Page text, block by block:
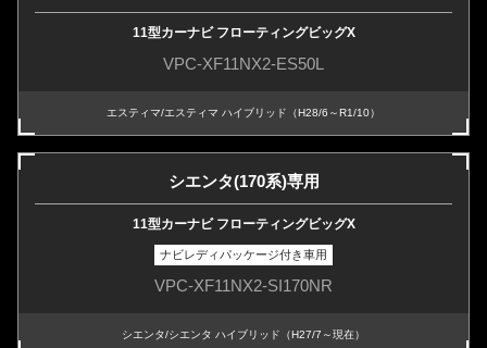
11型カーナビ フローティングビッグX
VPC-XF11NX2-ES50L
エスティマ/エスティマ ハイブリッド（H28/6～R1/10）
シエンタ(170系)専用
11型カーナビ フローティングビッグX
ナビレディパッケージ付き車用
VPC-XF11NX2-SI170NR
シエンタ/シエンタ ハイブリッド（H27/7～現在）